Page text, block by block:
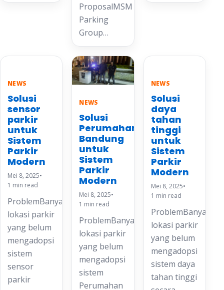
ProposalMSM
Parking
Group…
NEWS
Solusi
sensor
parkir
untuk
Sistem
Parkir
Modern
Mei 8, 2025•
1 min read
ProblemBanyak
lokasi parkir
yang belum
mengadopsi
sistem
sensor
parkir
NEWS
Solusi
Perumahan
Bandung
untuk
Sistem
Parkir
Modern
Mei 8, 2025•
1 min read
ProblemBanyak
lokasi parkir
yang belum
mengadopsi
sistem
Perumahan
NEWS
Solusi
daya
tahan
tinggi
untuk
Sistem
Parkir
Modern
Mei 8, 2025•
1 min read
ProblemBanyak
lokasi parkir
yang belum
mengadopsi
sistem daya
tahan tinggi